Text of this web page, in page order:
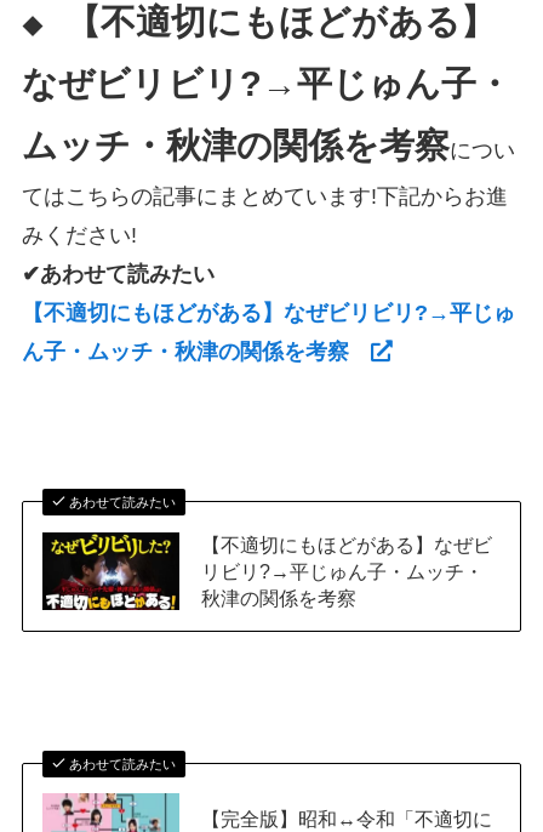
◆
【不適切にもほどがある】
なぜビリビリ?→平じゅん子・
ムッチ・秋津の関係を考察につい
てはこちらの記事にまとめています!下記からお進
みください!
✔あわせて読みたい
【不適切にもほどがある】なぜビリビリ?→平じゅ
ん子・ムッチ・秋津の関係を考察
あわせて読みたい
【不適切にもほどがある】なぜビ
リビリ?→平じゅん子・ムッチ・
秋津の関係を考察
あわせて読みたい
【完全版】昭和↔令和「不適切に